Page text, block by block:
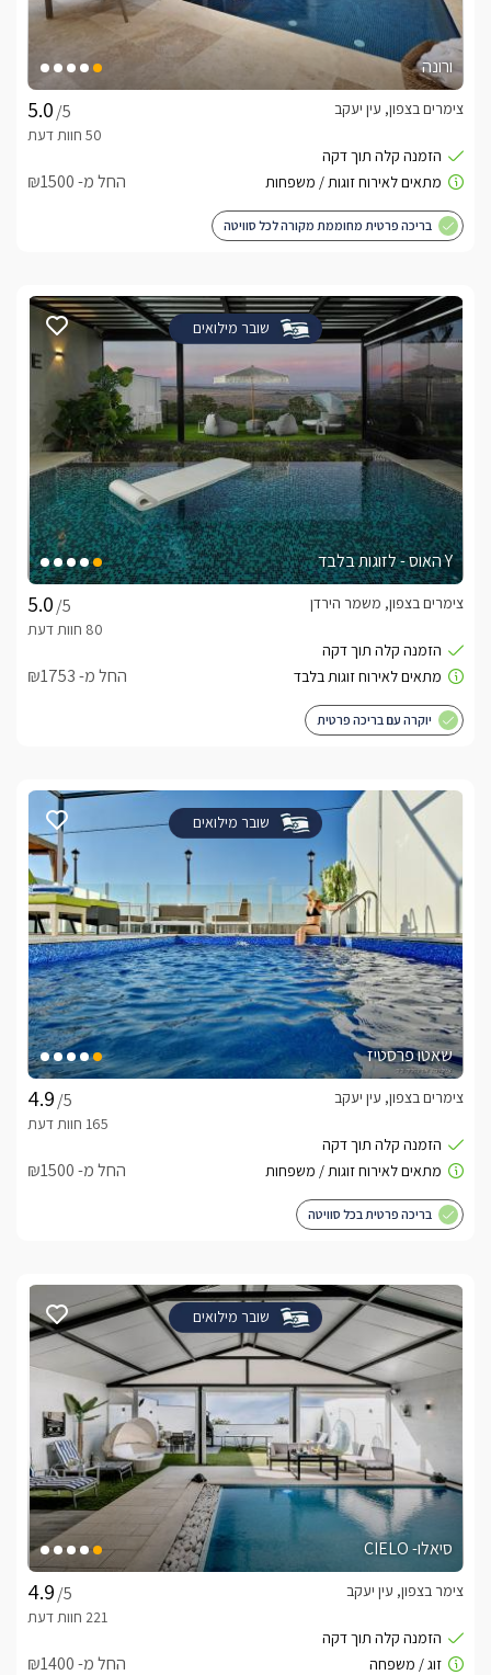
ורונה
/5
צימרים בצפון, עין יעקב
החל מ- ₪1500
בריכה פרטית מחוממת מקורה לכל סוויטה
שובר מילואים
Y האוס - לזוגות בלבד
/5
צימרים בצפון, משמר הירדן
החל מ- ₪1753
יוקרה עם בריכה פרטית
שובר מילואים
שאטו פרסטיז
/5
צימרים בצפון, עין יעקב
החל מ- ₪1500
בריכה פרטית בכל סוויטה
שובר מילואים
סיאלו- CIELO
/5
צימר בצפון, עין יעקב
החל מ- ₪1400